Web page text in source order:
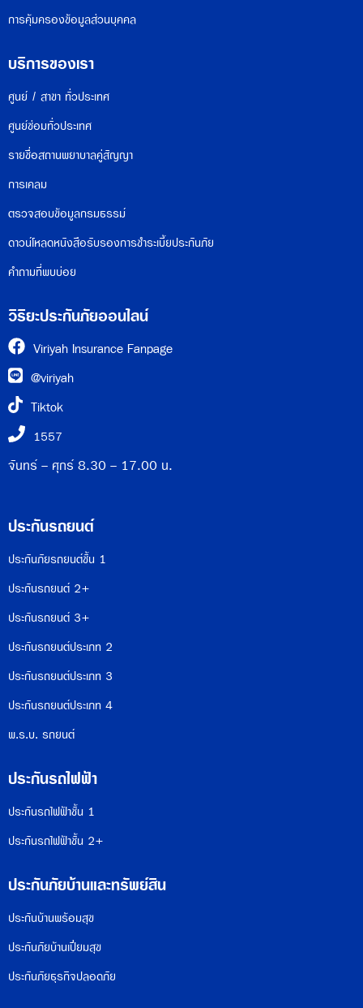
การคุ้มครองข้อมูลส่วนบุคคล
บริการของเรา
ศูนย์ / สาขา ทั่วประเทศ
ศูนย์ซ่อมทั่วประเทศ
รายชื่อสถานพยาบาลคู่สัญญา
การเคลม
ตรวจสอบข้อมูลกรมธรรม์
ดาวน์โหลดหนังสือรับรองการชำระเบี้ยประกันภัย
คำถามที่พบบ่อย
วิริยะประกันภัยออนไลน์
Viriyah Insurance Fanpage
@viriyah
Tiktok
1557
จันทร์ - ศุกร์ 8.30 - 17.00 น.
ประกันรถยนต์
ประกันภัยรถยนต์ชั้น 1
ประกันรถยนต์ 2+
ประกันรถยนต์ 3+
ประกันรถยนต์ประเภท 2
ประกันรถยนต์ประเภท 3
ประกันรถยนต์ประเภท 4
พ.ร.บ. รถยนต์
ประกันรถไฟฟ้า
ประกันรถไฟฟ้าชั้น 1
ประกันรถไฟฟ้าชั้น 2+
ประกันภัยบ้านและทรัพย์สิน
ประกันบ้านพร้อมสุข
ประกันภัยบ้านเปี่ยมสุข
ประกันภัยธุรกิจปลอดภัย